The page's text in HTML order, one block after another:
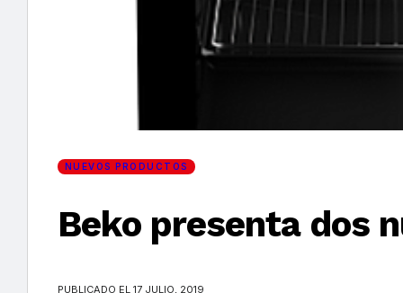
Encuentra tu noticia
NUEVOS PRODUCTOS
Beko presenta dos
PUBLICADO EL 17 JULIO, 2019